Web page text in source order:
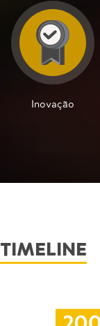
Inovação
TIMELINE